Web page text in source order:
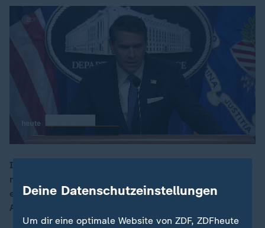
00:16
Im Fall Epstein hat das US-Justizministerium Millionen
neue Daten veröffentlicht. Dieses Mal sorgen E-Mails
einflussreicher Männer wie Milliardär Elon Musk für
Aufsehen.
Deine Datenschutzeinstellungen
Um dir eine optimale Website von ZDF, ZDFheute